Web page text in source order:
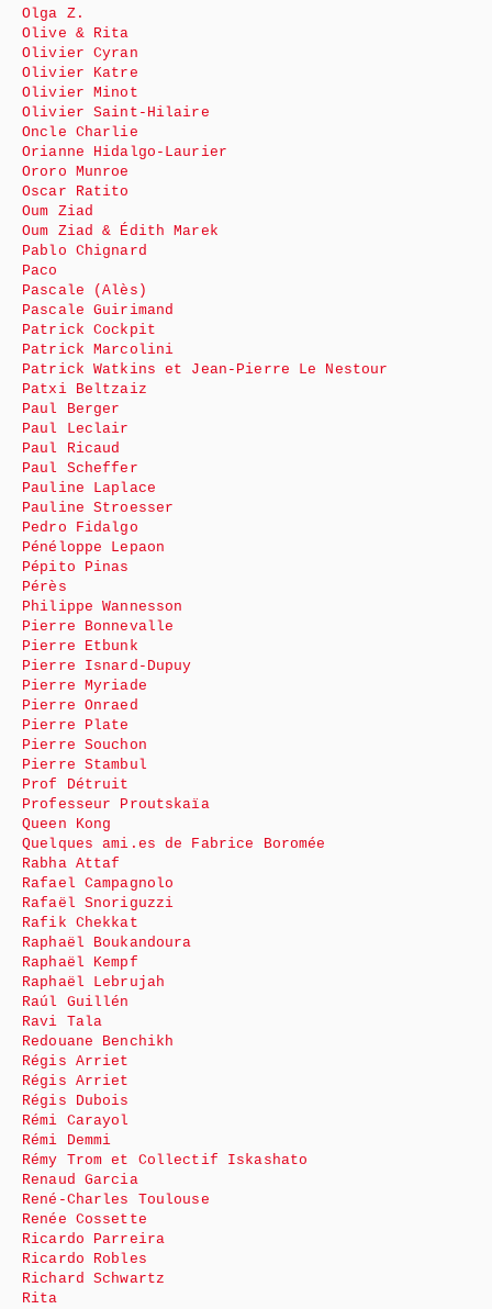
Olga Z.
Olive & Rita
Olivier Cyran
Olivier Katre
Olivier Minot
Olivier Saint-Hilaire
Oncle Charlie
Orianne Hidalgo-Laurier
Ororo Munroe
Oscar Ratito
Oum Ziad
Oum Ziad & Édith Marek
Pablo Chignard
Paco
Pascale (Alès)
Pascale Guirimand
Patrick Cockpit
Patrick Marcolini
Patrick Watkins et Jean-Pierre Le Nestour
Patxi Beltzaiz
Paul Berger
Paul Leclair
Paul Ricaud
Paul Scheffer
Pauline Laplace
Pauline Stroesser
Pedro Fidalgo
Pénéloppe Lepaon
Pépito Pinas
Pérès
Philippe Wannesson
Pierre Bonnevalle
Pierre Etbunk
Pierre Isnard-Dupuy
Pierre Myriade
Pierre Onraed
Pierre Plate
Pierre Souchon
Pierre Stambul
Prof Détruit
Professeur Proutskaïa
Queen Kong
Quelques ami.es de Fabrice Boromée
Rabha Attaf
Rafael Campagnolo
Rafaël Snoriguzzi
Rafik Chekkat
Raphaël Boukandoura
Raphaël Kempf
Raphaël Lebrujah
Raúl Guillén
Ravi Tala
Redouane Benchikh
Régis Arriet
Régis Arriet
Régis Dubois
Rémi Carayol
Rémi Demmi
Rémy Trom et Collectif Iskashato
Renaud Garcia
René-Charles Toulouse
Renée Cossette
Ricardo Parreira
Ricardo Robles
Richard Schwartz
Rita